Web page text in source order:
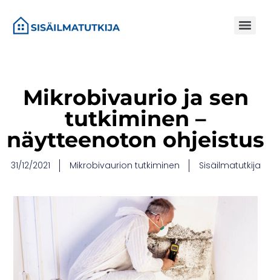
Mikrobivaurio ja sen
tutkiminen –
näytteenoton ohjeistus
31/12/2021 Mikrobivaurion tutkiminen Sisäilmatutkija